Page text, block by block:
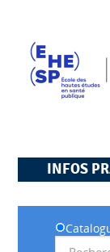
INFOS